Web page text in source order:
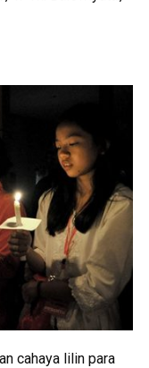
cahaya lilin para